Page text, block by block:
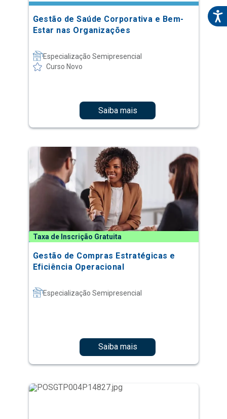
Gestão de Saúde Corporativa e Bem-
Estar nas Organizações
Especialização Semipresencial
Curso Novo
Saiba mais
Taxa de Inscrição Gratuita
Gestão de Compras Estratégicas e
Eficiência Operacional
Especialização Semipresencial
Saiba mais